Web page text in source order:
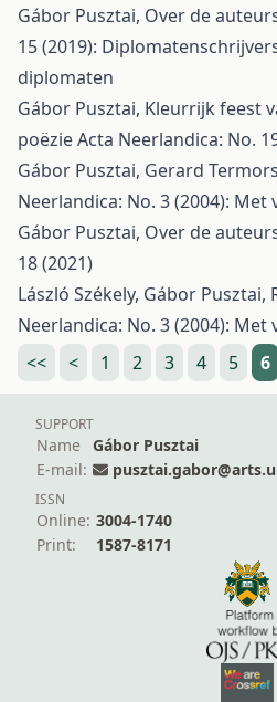
Gábor Pusztai, Over de
15 (2019):
diplomaten
Gábor Pusztai, Kleurrijk feest
poëzieActa Neerlandica: No.
Gábor Pusztai, Gerard
Neerlandica: No. 3 (2004): Met
Gábor Pusztai, Over de
18 (2021)
László Székely, Gábor Pusztai,
Neerlandica: No. 3 (2004): Met
<<
< 1 2 3 4 5 6
SUPPORT
Name
Gábor Pusztai
E-mail:
ISSN
Online: 3004-1740
Print:
1587-8171